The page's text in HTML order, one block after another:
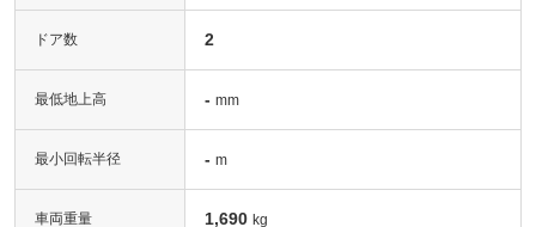
ドア数 2
最低地上高 - mm
最小回転半径 - m
車両重量 1,690 kg